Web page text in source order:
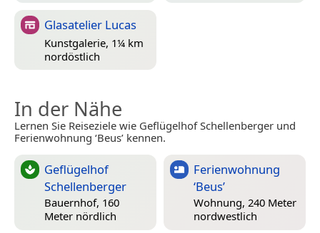
Glasatelier Lucas
Kunstgalerie, 1¼ km
nordöstlich
In der Nähe
Lernen Sie Reiseziele wie Geflügelhof Schellenberger und
Ferienwohnung ‘Beus’ kennen.
Geflügelhof
Schellenberger
Bauernhof, 160
Meter nördlich
Ferienwohnung
‘Beus’
Wohnung, 240 Meter
nordwestlich